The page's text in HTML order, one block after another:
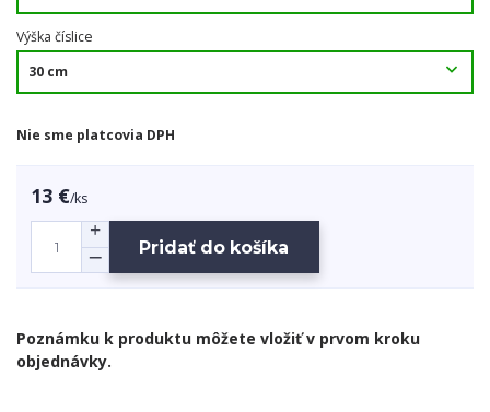
Výška číslice
Nie sme platcovia DPH
13 €/ks
Pridať do košíka